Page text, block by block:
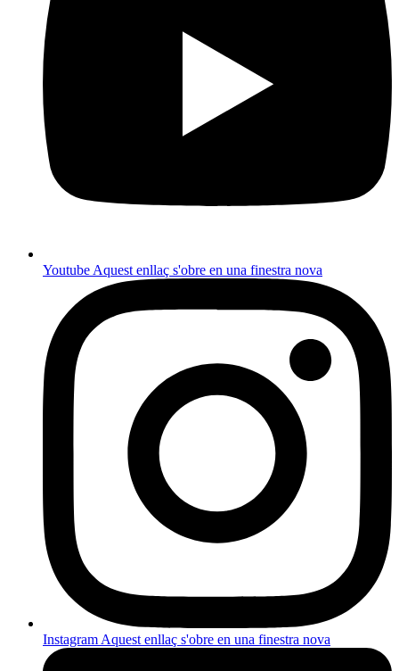
YoutubeAquest enllaç s'obre en una finestra nova
InstagramAquest enllaç s'obre en una finestra nova